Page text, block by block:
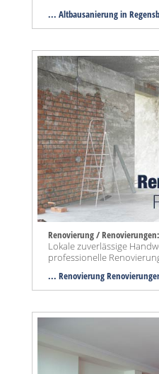
... Altbausanierung in
Renovierung / Renovierungen:
Lokale zuverlässige
professionelle
... Renovierung